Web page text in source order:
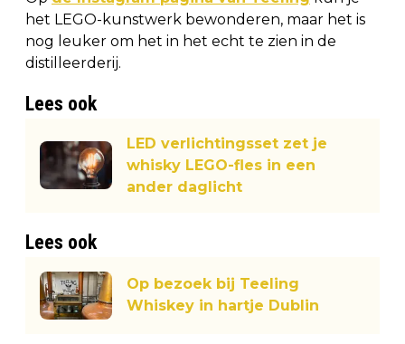
het LEGO-kunstwerk bewonderen, maar het is
nog leuker om het in het echt te zien in de
distilleerderij.
Lees ook
LED verlichtingsset zet je
whisky LEGO-fles in een
ander daglicht
Lees ook
Op bezoek bij Teeling
Whiskey in hartje Dublin